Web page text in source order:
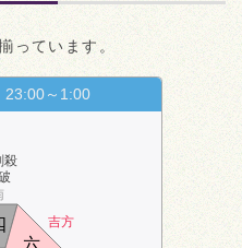
っています。
23:00～1:00
殺
吉方
六